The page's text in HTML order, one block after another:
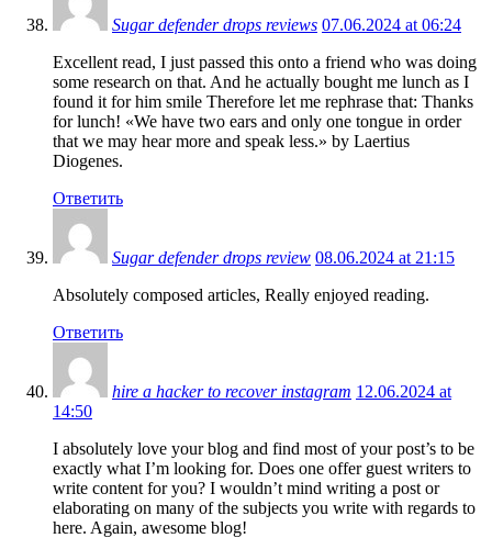
Sugar defender drops reviews 07.06.2024 at 06:24
Excellent read, I just passed this onto a friend who was doing
some research on that. And he actually bought me lunch as I
found it for him smile Therefore let me rephrase that: Thanks
for lunch! «We have two ears and only one tongue in order
that we may hear more and speak less.» by Laertius
Diogenes.
Ответить
Sugar defender drops review 08.06.2024 at 21:15
Absolutely composed articles, Really enjoyed reading.
Ответить
hire a hacker to recover instagram 12.06.2024 at
14:50
I absolutely love your blog and find most of your post’s to be
exactly what I’m looking for. Does one offer guest writers to
write content for you? I wouldn’t mind writing a post or
elaborating on many of the subjects you write with regards to
here. Again, awesome blog!